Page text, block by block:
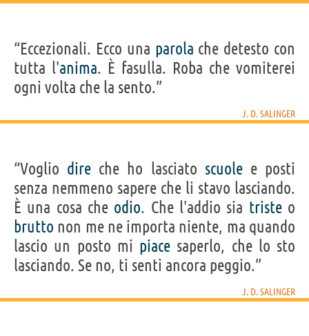
“Eccezionali. Ecco una parola che detesto con
tutta l'anima. È fasulla. Roba che vomiterei
ogni volta che la sento.”
J. D. SALINGER
“Voglio dire che ho lasciato scuolee posti
senza nemmeno sapere che li stavo lasciando.
È una cosa che odio. Che l'addio sia tristeo
brutto non me ne importa niente, ma quando
lascio un posto mi piace saperlo, che lo sto
lasciando. Se no, ti senti ancora peggio.”
J. D. SALINGER